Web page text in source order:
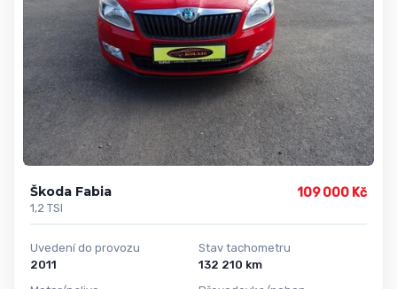
Škoda Fabia
1,2 TSI
109 000 Kč
Uvedení do provozu
2011
Stav tachometru
132 210 km